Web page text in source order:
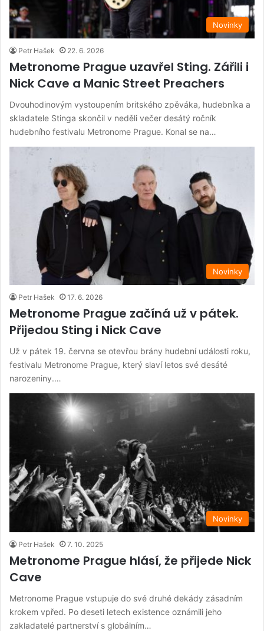
Novinky
Petr Hašek 22. 6. 2026
Metronome Prague uzavřel Sting. Zářili i
Nick Cave a Manic Street Preachers
Dvouhodinovým vystoupením britského zpěváka, hudebníka a
skladatele Stinga skončil v neděli večer desátý ročník
hudebního festivalu Metronome Prague. Konal se na…
Novinky
Petr Hašek 17. 6. 2026
Metronome Prague začíná už v pátek.
Přijedou Sting i Nick Cave
Už v pátek 19. června se otevřou brány hudební události roku,
festivalu Metronome Prague, který slaví letos své desáté
narozeniny.…
Novinky
Petr Hašek 7. 10. 2025
Metronome Prague hlásí, že přijede Nick
Cave
Metronome Prague vstupuje do své druhé dekády zásadním
krokem vpřed. Po deseti letech existence oznámili jeho
zakladatelé partnerství s globálním…